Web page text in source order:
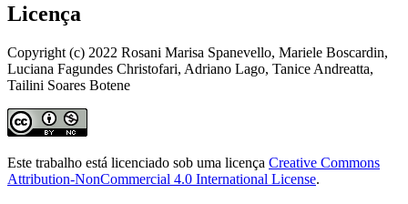
Licença
Copyright (c) 2022 Rosani Marisa Spanevello, Mariele Boscardin,
Luciana Fagundes Christofari, Adriano Lago, Tanice Andreatta,
Tailini Soares Botene
Este trabalho está licenciado sob uma licença Creative Commons
Attribution-NonCommercial 4.0 International License.